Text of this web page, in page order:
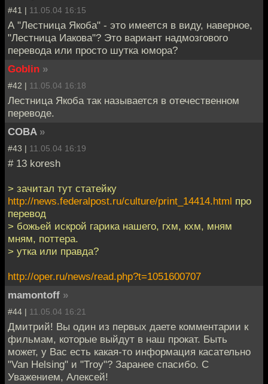
#41 | 11.05.04 16:15
А "Лестница Якоба" - это имеется в виду, наверное,
"Лестница Иакова"? Это вариант надмозгового
перевода или просто шутка юмора?
Goblin »
#42 | 11.05.04 16:18
Лестница Якоба так называется в отечественном
переводе.
COBA »
#43 | 11.05.04 16:19
# 13 koresh
> зачитал тут статейку
http://news.federalpost.ru/culture/print_14414.html про
перевод
> божьей искрой гарика нашего, гхм, кхм, мням
мням, поттера.
> утка или правда?
http://oper.ru/news/read.php?t=1051600707
mamontoff »
#44 | 11.05.04 16:21
Дмитрий! Вы один из первых даете комментарии к
фильмам, которые выйдут в наш прокат. Быть
может, у Вас есть какая-то информация касательно
"Van Helsing" и "Troy"? Заранее спасибо. С
Уважением, Алексей!